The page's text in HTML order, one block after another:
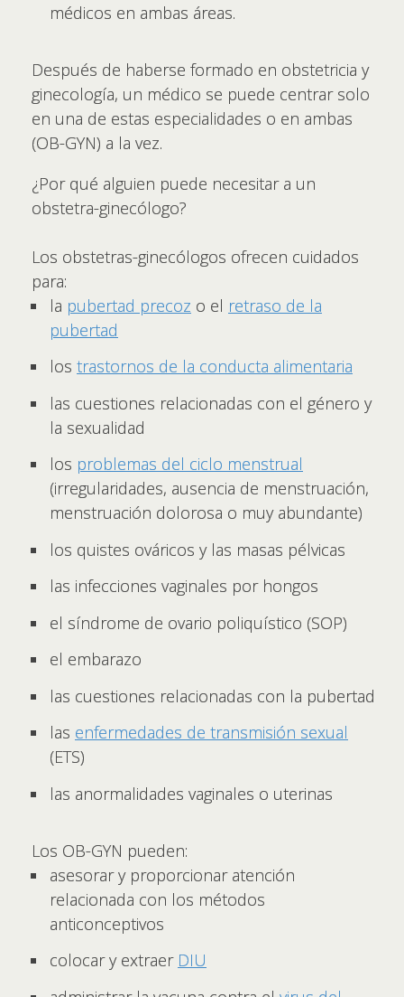
médicos en ambas áreas.
Después de haberse formado en obstetricia y
ginecología, un médico se puede centrar solo
en una de estas especialidades o en ambas
(OB-GYN) a la vez.
¿Por qué alguien puede necesitar a un
obstetra-ginecólogo?
Los obstetras-ginecólogos ofrecen cuidados
para:
la pubertad precoz o el retraso de la
pubertad
los trastornos de la conducta alimentaria
las cuestiones relacionadas con el género y
la sexualidad
los problemas del ciclo menstrual
(irregularidades, ausencia de menstruación,
menstruación dolorosa o muy abundante)
los quistes ováricos y las masas pélvicas
las infecciones vaginales por hongos
el síndrome de ovario poliquístico (SOP)
el embarazo
las cuestiones relacionadas con la pubertad
las enfermedades de transmisión sexual
(ETS)
las anormalidades vaginales o uterinas
Los OB-GYN pueden:
asesorar y proporcionar atención
relacionada con los métodos
anticonceptivos
colocar y extraer DIU